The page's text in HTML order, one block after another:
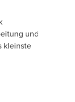
und
kleinste